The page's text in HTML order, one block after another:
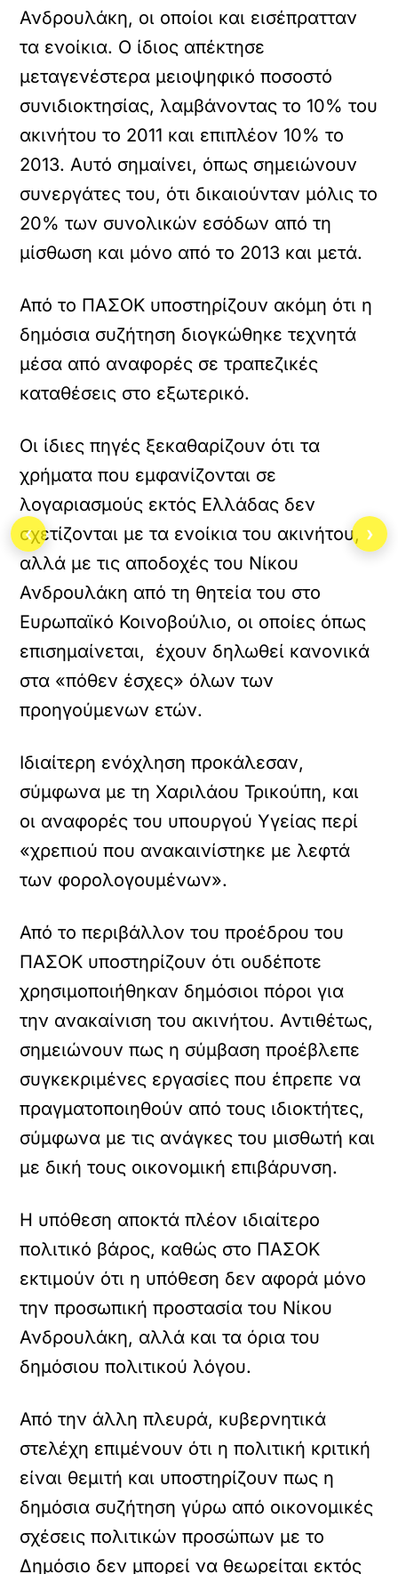
Ανδρουλάκη, οι οποίοι και εισέπρατταν
τα ενοίκια. Ο ίδιος απέκτησε
μεταγενέστερα μειοψηφικό ποσοστό
συνιδιοκτησίας, λαμβάνοντας το 10% του
ακινήτου το 2011 και επιπλέον 10% το
2013. Αυτό σημαίνει, όπως σημειώνουν
συνεργάτες του, ότι δικαιούνταν μόλις το
20% των συνολικών εσόδων από τη
μίσθωση και μόνο από το 2013 και μετά.
Από το ΠΑΣΟΚ υποστηρίζουν ακόμη ότι η
δημόσια συζήτηση διογκώθηκε τεχνητά
μέσα από αναφορές σε τραπεζικές
καταθέσεις στο εξωτερικό.
Οι ίδιες πηγές ξεκαθαρίζουν ότι τα
χρήματα που εμφανίζονται σε
λογαριασμούς εκτός Ελλάδας δεν
σχετίζονται με τα ενοίκια του ακινήτου,
αλλά με τις αποδοχές του Νίκου
Ανδρουλάκη από τη θητεία του στο
Ευρωπαϊκό Κοινοβούλιο, οι οποίες όπως
επισημαίνεται, έχουν δηλωθεί κανονικά
στα «πόθεν έσχες» όλων των
προηγούμενων ετών.
Ιδιαίτερη ενόχληση προκάλεσαν,
σύμφωνα με τη Χαριλάου Τρικούπη, και
οι αναφορές του υπουργού Υγείας περί
«χρεπιού που ανακαινίστηκε με λεφτά
των φορολογουμένων».
Από το περιβάλλον του προέδρου του
ΠΑΣΟΚ υποστηρίζουν ότι ουδέποτε
χρησιμοποιήθηκαν δημόσιοι πόροι για
την ανακαίνιση του ακινήτου. Αντιθέτως,
σημειώνουν πως η σύμβαση προέβλεπε
συγκεκριμένες εργασίες που έπρεπε να
πραγματοποιηθούν από τους ιδιοκτήτες,
σύμφωνα με τις ανάγκες του μισθωτή και
με δική τους οικονομική επιβάρυνση.
Η υπόθεση αποκτά πλέον ιδιαίτερο
πολιτικό βάρος, καθώς στο ΠΑΣΟΚ
εκτιμούν ότι η υπόθεση δεν αφορά μόνο
την προσωπική προστασία του Νίκου
Ανδρουλάκη, αλλά και τα όρια του
δημόσιου πολιτικού λόγου.
Από την άλλη πλευρά, κυβερνητικά
στελέχη επιμένουν ότι η πολιτική κριτική
είναι θεμιτή και υποστηρίζουν πως η
δημόσια συζήτηση γύρω από οικονομικές
σχέσεις πολιτικών προσώπων με το
Δημόσιο δεν μπορεί να θεωρείται εκτός
‹ ›